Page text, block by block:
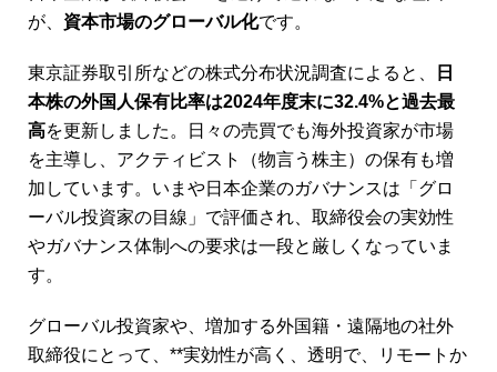
が、 資本市場のグローバル化です。
東京証券取引所などの株式分布状況調査によると、
日
本株の外国人保有比率は2024年度末に32.4%と過去最
高を更新しました。日々の売買でも海外投資家が市場
を主導し、アクティビスト（物言う株主）の保有も増
加しています。いまや日本企業のガバナンスは「グロ
ーバル投資家の目線」で評価され、取締役会の実効性
やガバナンス体制への要求は一段と厳しくなっていま
す。
グローバル投資家や、増加する外国籍・遠隔地の社外
取締役にとって、**実効性が高く、透明で、リモートか